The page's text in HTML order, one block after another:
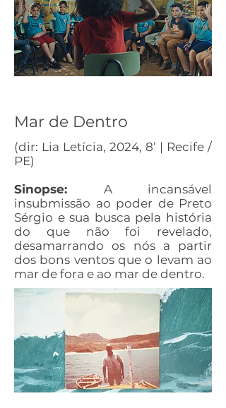
Mar de Dentro
(dir: Lia Letícia, 2024, 8’ | Recife /
PE)
Sinopse: A incansável
insubmissão ao poder de Preto
Sérgio e sua busca pela história
do que não foi revelado,
desamarrando os nós a partir
dos bons ventos que o levam ao
mar de fora e ao mar de dentro.